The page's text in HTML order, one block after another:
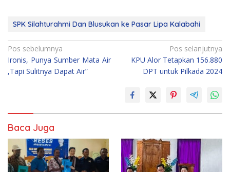
SPK Silahturahmi Dan Blusukan ke Pasar Lipa Kalabahi
Navigasi
pos
Pos sebelumnya
Ironis, Punya Sumber Mata Air
,Tapi Sulitnya Dapat Air”
Pos selanjutnya
KPU Alor Tetapkan 156.880
DPT untuk Pilkada 2024
Baca Juga